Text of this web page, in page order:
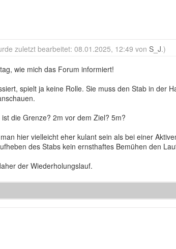
zuletzt bearbeitet: 08.01.2025, 12:49 von S_J.)
wie mich das Forum informiert!
spielt ja keine Rolle. Sie muss den Stab in der
die Grenze? 2m vor dem Ziel? 5m?
hier vielleicht eher kulant sein als bei einer
des Stabs kein ernsthaftes Bemühen den
der Wiederholungslauf.